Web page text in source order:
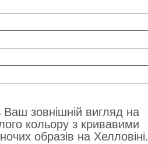
зовнішній вигляд на
кольору з кривавими
образів на Хелловіні.